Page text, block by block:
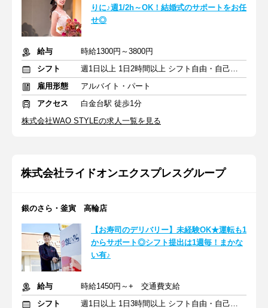
りに♪週1/2h～OK！結婚式のサポートをお任
せ◎
給与
時給1300円～3800円
シフト
週1日以上 1日2時間以上 シフト自由・自己申告
雇用形態
アルバイト・パート
アクセス
白金台駅 徒歩1分
株式会社WAO STYLEの求人一覧を見る
株式会社ライドオンエクスプレスグループ
銀のさら・釜寅 高輪店
【お寿司のデリバリー】未経験OK★運転も1
からサポート◎シフト提出は1週毎！まかな
い有♪
給与
時給1450円～+ 交通費支給
シフト
週1日以上 1日3時間以上 シフト自由・自己申告